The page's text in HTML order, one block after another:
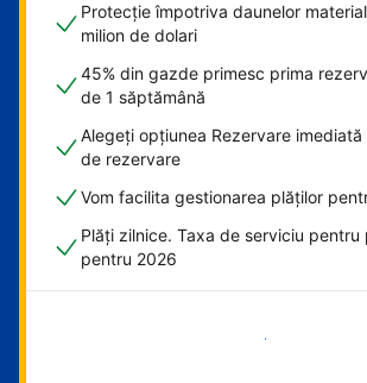
Protecție împotriva daunelor
milion de dolari
45% din gazde primesc prima
de 1 săptămână
Alegeți opțiunea Rezervare imediată
de rezervare
Vom facilita gestionarea plăților
Plăți zilnice. Taxa de serviciu pentru
pentru 2026
Începeți acum